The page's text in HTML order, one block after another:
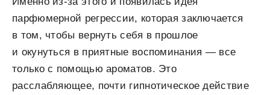
парфюмерной регрессии, которая заключается
в том, чтобы вернуть себя в прошлое
и окунуться в приятные воспоминания — все
только с помощью ароматов. Это
расслабляющее, почти гипнотическое действие